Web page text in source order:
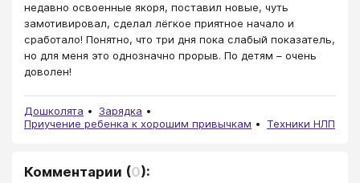
недавно освоенные якоря, поставил новые, чуть
замотивировал, сделал лёгкое приятное начало и
сработало! Понятно, что три дня пока слабый показатель,
но для меня это однозначно прорыв. По детям – очень
доволен!
Дошколята
Зарядка
Приучение ребенка к хорошим привычкам
Техники НЛП
Комментарии (0):